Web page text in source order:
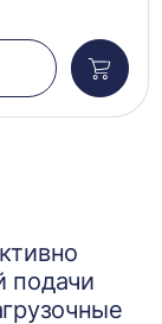
в
подачи